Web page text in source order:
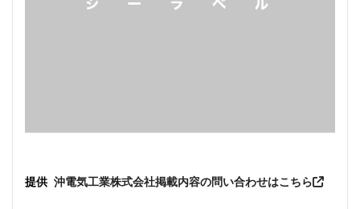
提供 沖電気工業株式会社掲載内容の問い合わせはこちら